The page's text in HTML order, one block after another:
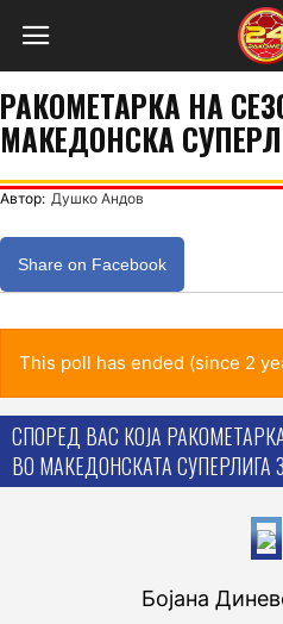
РАКОМЕТАРКА НА
МАКЕДОНСКА
Автор: Душко Андов
Share on Facebook
This poll has ended (since 2
СПОРЕД ВАС КОЈА
ВО МАКЕДОНСКАТА СУПЕРЛИГА
Бојана